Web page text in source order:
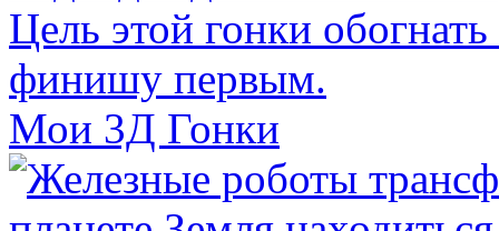
Мои 3Д Гонки